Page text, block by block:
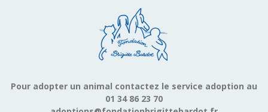
Pour adopter un animal contactez le service adoption au
01 34 86 23 70